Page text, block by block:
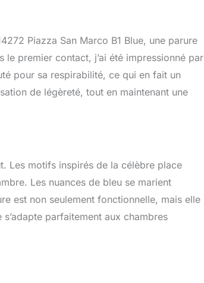
Piazza San Marco B1 Blue, une parure
premier contact, j’ai été impressionné par
pour sa respirabilité, ce qui en fait un
de légèreté, tout en maintenant une
Les motifs inspirés de la célèbre place
Les nuances de bleu se marient
est non seulement fonctionnelle, mais elle
parfaitement aux chambres